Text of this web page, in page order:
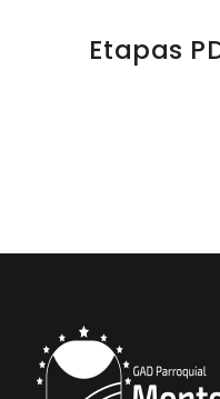
Etapas